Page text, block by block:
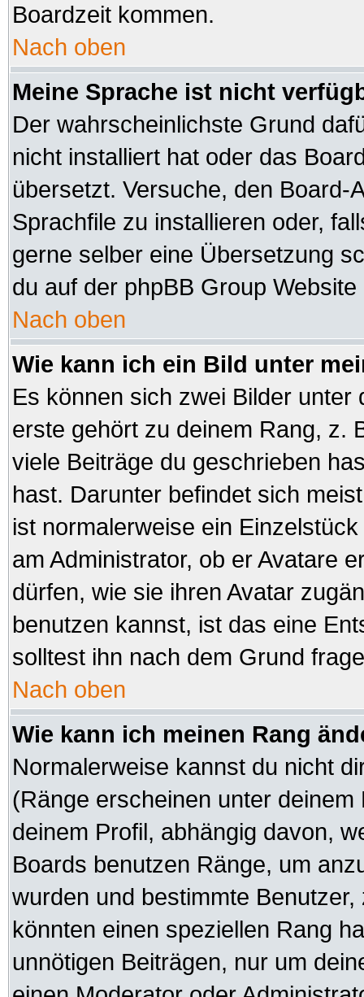
Boardzeit kommen.
Nach oben
Meine Sprache ist nicht
Der wahrscheinlichste Grund
nicht installiert hat oder das
übersetzt. Versuche, den
Sprachfile zu installieren oder,
gerne selber eine Übersetzung
du auf der phpBB Group
Nach oben
Wie kann ich ein Bild unter
Es können sich zwei Bilder
erste gehört zu deinem Rang, z.
viele Beiträge du geschrieben
hast. Darunter befindet sich
ist normalerweise ein
am Administrator, ob er Avatare
dürfen, wie sie ihren Avatar
benutzen kannst, ist das eine
solltest ihn nach dem Grund
Nach oben
Wie kann ich meinen Rang
Normalerweise kannst du nicht
(Ränge erscheinen unter
deinem Profil, abhängig davon,
Boards benutzen Ränge, um
wurden und bestimmte
könnten einen speziellen Rang
unnötigen Beiträgen, nur um